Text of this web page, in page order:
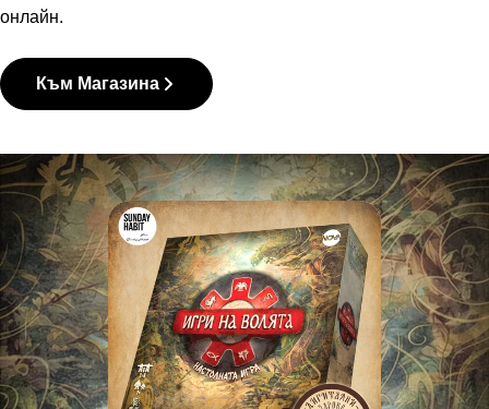
онлайн.
Към Магазина